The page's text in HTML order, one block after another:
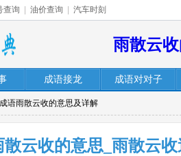
查询 油价查询 汽车时刻
雨散云
成语接龙 成语对对子
语雨散云收的意思及详解
散云收的意思_雨散云